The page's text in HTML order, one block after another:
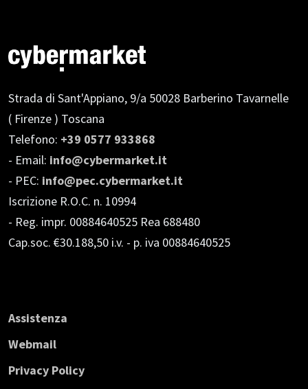
Strada di Sant'Appiano, 9/a 50028 Barberino Tavarnelle
( Firenze ) Toscana
Telefono: +39 0577 933868
- Email: info@cybermarket.it
- PEC: info@pec.cybermarket.it
Iscrizione R.O.C. n. 10994
- Reg. impr. 00884640525 Rea 688480
Cap.soc. €30.188,50 i.v. - p. iva 00884640525
Assistenza
Webmail
Privacy Policy